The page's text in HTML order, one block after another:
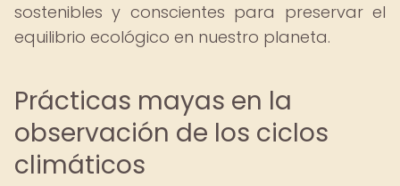
sostenibles y conscientes para preservar el
equilibrio ecológico en nuestro planeta.
Prácticas mayas en la
observación de los ciclos
climáticos